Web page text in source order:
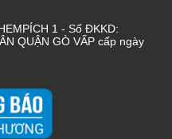
1 - Số ĐKKD:
QUẬN GÒ VẤP cấp ngày